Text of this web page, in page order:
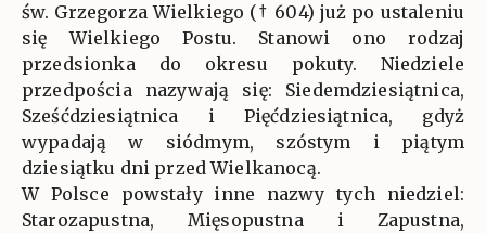
św. Grzegorza Wielkiego († 604) już po ustaleniu
się Wielkiego Postu. Stanowi ono rodzaj
przedsionka do okresu pokuty. Niedziele
przedpościa nazywają się: Siedemdziesiątnica,
Sześćdziesiątnica i Pięćdziesiątnica, gdyż
wypadają w siódmym, szóstym i piątym
dziesiątku dni przed Wielkanocą.
W Polsce powstały inne nazwy tych niedziel:
Starozapustna, Mięsopustna i Zapustna,